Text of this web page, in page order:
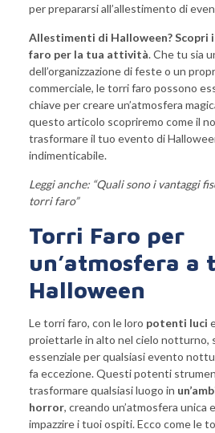
per prepararsi all’allestimento di
Allestimenti di Halloween? Scopri
faro per la tua attività. Che tu sia
dell’organizzazione di feste o un
commerciale, le torri faro possono
chiave per creare un’atmosfera
questo articolo scopriremo come il
trasformare il tuo evento di
indimenticabile.
Leggi anche: “Quali sono i vantaggi
torri faro”
Torri Faro per
un’atmosfera a
Halloween
Le torri faro, con le loro potenti luci
proiettarle in alto nel cielo notturno,
essenziale per qualsiasi evento
fa eccezione. Questi potenti
trasformare qualsiasi luogo in
horror, creando un’atmosfera unica
impazzire i tuoi ospiti. Ecco come le